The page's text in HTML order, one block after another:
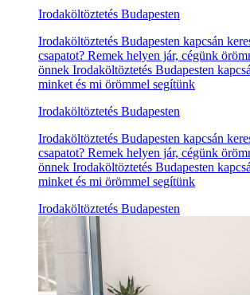
Irodaköltöztetés Budapesten
Irodaköltöztetés Budapesten kapcsán
csapatot? Remek helyen jár, cégünk
önnek Irodaköltöztetés Budapesten
minket és mi örömmel segítünk
Irodaköltöztetés Budapesten
Irodaköltöztetés Budapesten kapcsán
csapatot? Remek helyen jár, cégünk
önnek Irodaköltöztetés Budapesten
minket és mi örömmel segítünk
Irodaköltöztetés Budapesten